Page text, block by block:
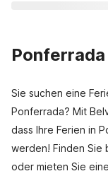
Ponferrada
Sie suchen eine
Ponferrada? Mit
dass Ihre Ferien in
werden! Finden Sie
oder mieten Sie